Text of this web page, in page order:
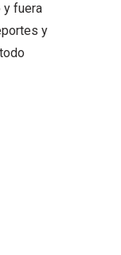
y fuera
y